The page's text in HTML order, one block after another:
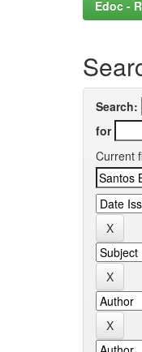
Edoc -
Search:
for
Current